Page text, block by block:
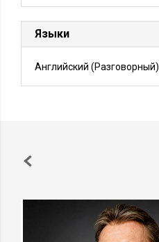
Языки
Английский (Разговорный)